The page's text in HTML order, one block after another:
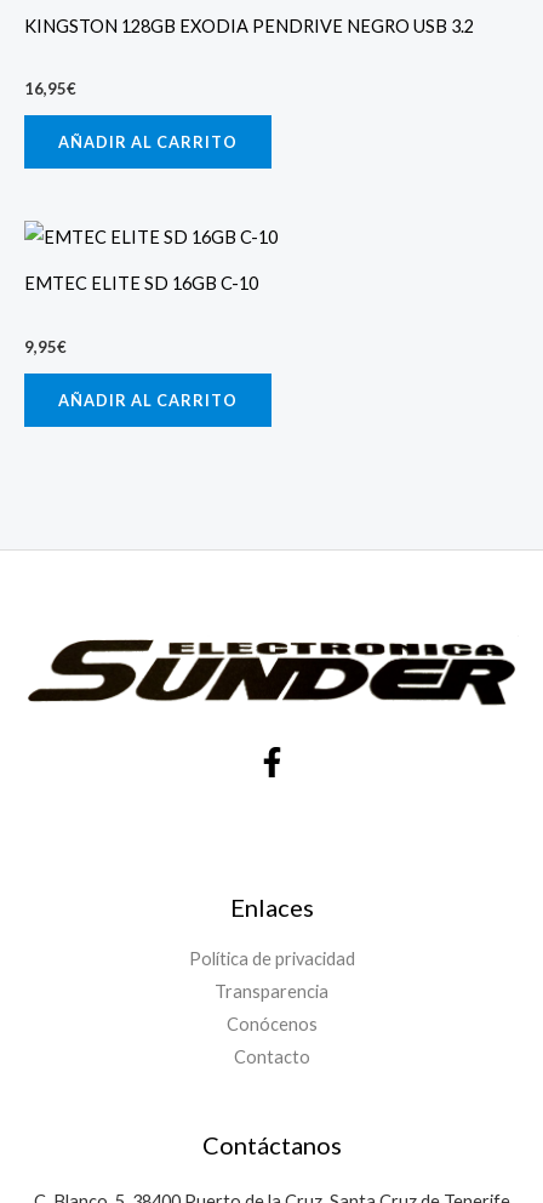
KINGSTON 128GB EXODIA PENDRIVE NEGRO USB 3.2
16,95€
AÑADIR AL CARRITO
EMTEC ELITE SD 16GB C-10
9,95€
AÑADIR AL CARRITO
Enlaces
Política de privacidad
Transparencia
Conócenos
Contacto
Contáctanos